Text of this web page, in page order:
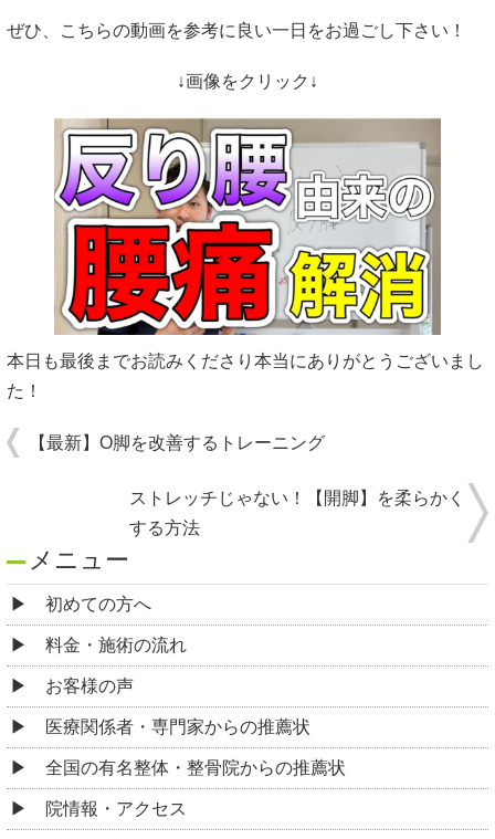
ぜひ、こちらの動画を参考に良い一日をお過ごし下さい！
↓画像をクリック↓
本日も最後までお読みくださり本当にありがとうございまし
た！
【最新】O脚を改善するトレーニング
ストレッチじゃない！【開脚】を柔らかく
する方法
メニュー
初めての方へ
料金・施術の流れ
お客様の声
医療関係者・専門家からの推薦状
全国の有名整体・整骨院からの推薦状
院情報・アクセス